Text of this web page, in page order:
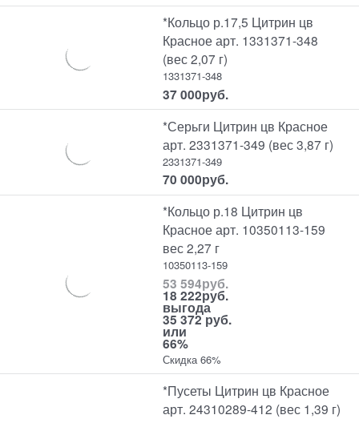
*Кольцо р.17,5 Цитрин цв
Красное арт. 1331371-348
(вес 2,07 г)
1331371-348
37 000руб.
*Серьги Цитрин цв Красное
арт. 2331371-349 (вес 3,87 г)
2331371-349
70 000руб.
*Кольцо р.18 Цитрин цв
Красное арт. 10350113-159
вес 2,27 г
10350113-159
53 594руб.
18 222руб.
выгода
35 372 руб.
или
66%
Скидка 66%
*Пусеты Цитрин цв Красное
арт. 24310289-412 (вес 1,39 г)